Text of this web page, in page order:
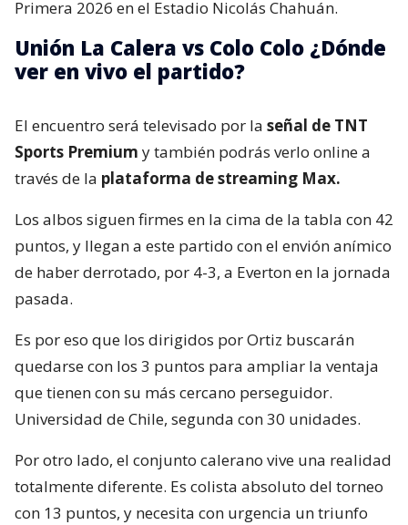
Primera 2026 en el Estadio Nicolás Chahuán.
Unión La Calera vs Colo Colo ¿Dónde
ver en vivo el partido?
El encuentro será televisado por la señal de TNT
Sports Premium y también podrás verlo online a
través de la plataforma de streaming Max.
Los albos siguen firmes en la cima de la tabla con 42
puntos, y llegan a este partido con el envión anímico
de haber derrotado, por 4-3, a Everton en la jornada
pasada.
Es por eso que los dirigidos por Ortiz buscarán
quedarse con los 3 puntos para ampliar la ventaja
que tienen con su más cercano perseguidor.
Universidad de Chile, segunda con 30 unidades.
Por otro lado, el conjunto calerano vive una realidad
totalmente diferente. Es colista absoluto del torneo
con 13 puntos, y necesita con urgencia un triunfo